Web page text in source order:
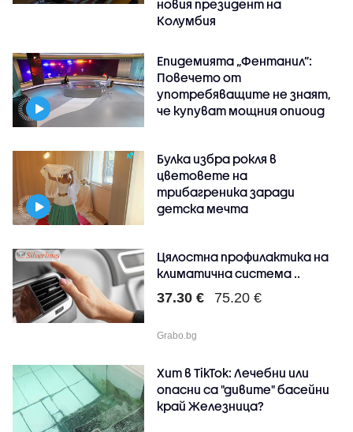
новия президент на
Колумбия
Епидемията „Фентанил”:
Повечето от
употребяващите не знаят,
че купуват мощния опиоид
Булка избра рокля в
цветовете на
трибагреника заради
детска мечта
Цялостна профилактика на
климатична система ..
37.30 € 75.20 €
Grabo.bg
Хит в TikTok: Лечебни или
опасни са "дивите" басейни
край Железница?